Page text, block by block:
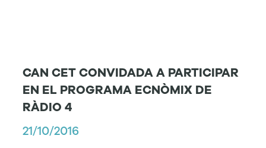
CAN CET CONVIDADA A PARTICIPAR
EN EL PROGRAMA ECNÒMIX DE
RÀDIO 4
21/10/2016